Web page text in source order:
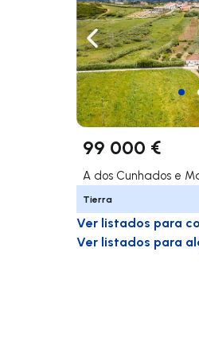
Navega a la
99 000 €
A dos Cunhados e
Tierra
Ver listados para
Ver listados para